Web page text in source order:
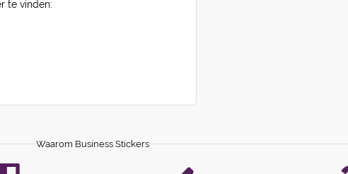
te vinden:
Waarom Business Stickers